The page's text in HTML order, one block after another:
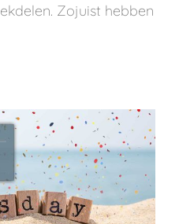
Zojuist hebben